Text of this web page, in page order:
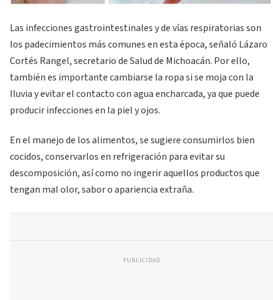
Las infecciones gastrointestinales y de vías respiratorias son
los padecimientos más comunes en esta época, señaló Lázaro
Cortés Rangel, secretario de Salud de Michoacán. Por ello,
también es importante cambiarse la ropa si se moja con la
lluvia y evitar el contacto con agua encharcada, ya que puede
producir infecciones en la piel y ojos.
En el manejo de los alimentos, se sugiere consumirlos bien
cocidos, conservarlos en refrigeración para evitar su
descomposición, así como no ingerir aquellos productos que
tengan mal olor, sabor o apariencia extraña.
PUBLICIDAD